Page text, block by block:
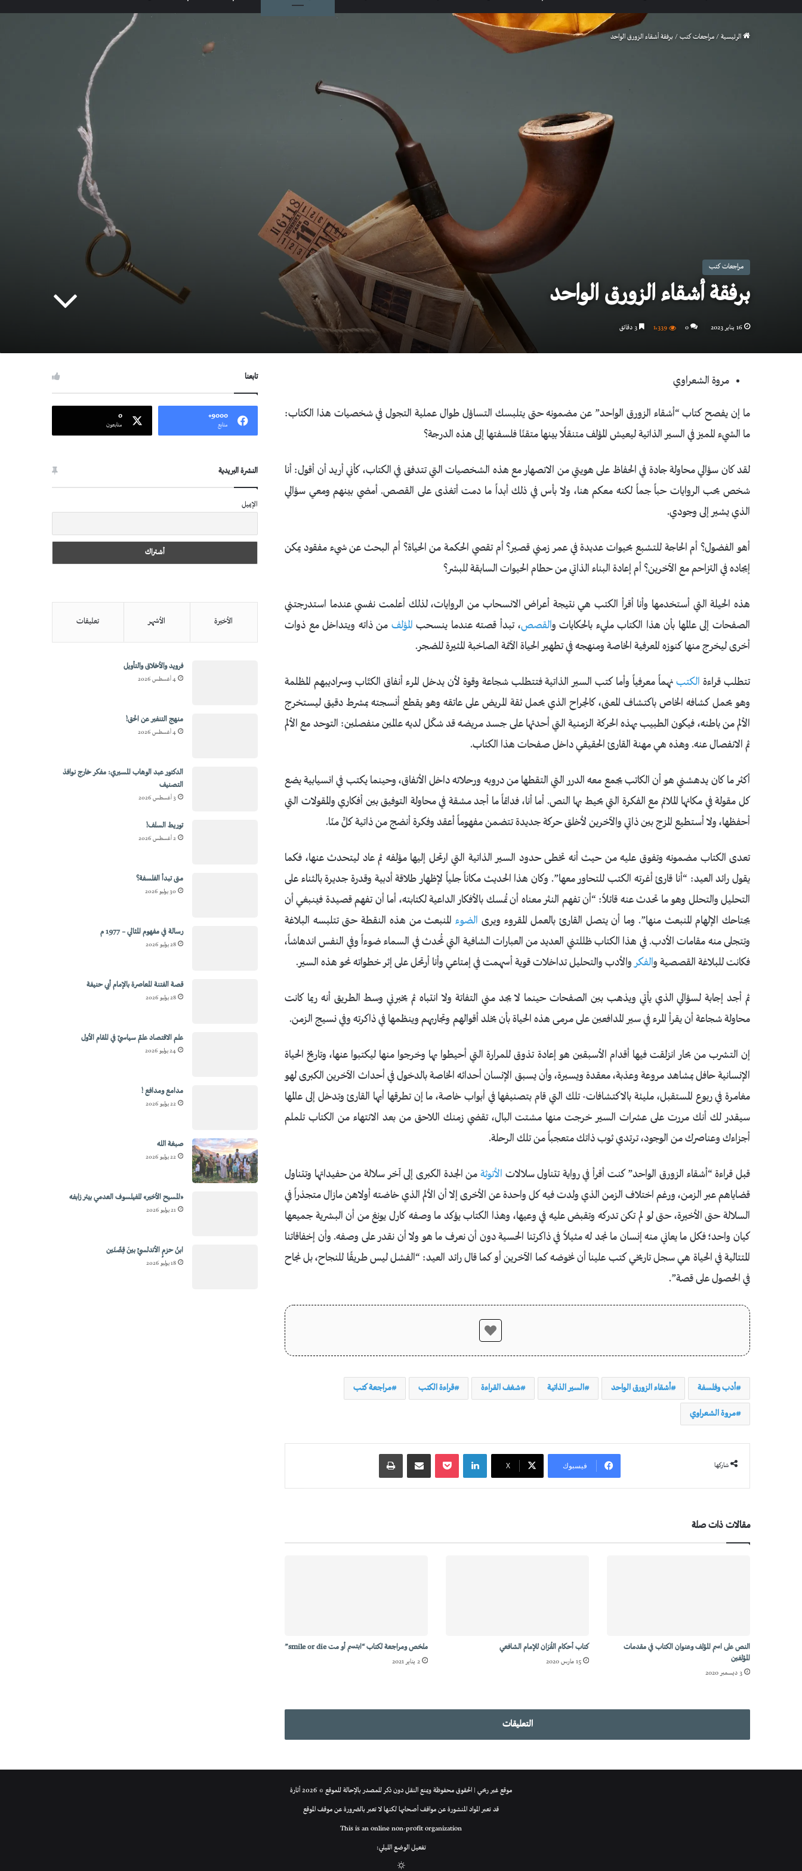
الرئيسية / مراجعات كتب / برفقة أشقاء الزورق الواحد
مراجعات كتب
برفقة أشقاء الزورق الواحد
16 يناير 2023 0 1٬339
مروة الشعراوي
ما إن يفصح كتاب “أشقاء الزورق الواحد” عن مضمونه حتى يتلبسك التساؤل طوال عملية التجول في شخصيات هذا الكتاب:
ما الشيء المميز في السير الذاتية ليعيش المؤلف متنقلًا بينها متقنًا فلسفتها إلى هذه الدرجة؟
لقد كان سؤالي محاولة جادة في الحفاظ على هويتي من الانصهار مع هذه الشخصيات التي تتدفق في الكتاب، كأني أريد أن أقول: أنا
شخص يحب الروايات حباً جماً لكنه معكم هنا، ولا بأس في ذلك أبداً ما دمت أتغذى على القصص. أمضي بينهم ومعي سؤالي
الذي يشير إلى وجودي.
أهو الفضول؟ أم الحاجة للتشبع بحيوات عديدة في عمر زمني قصير؟ أم تقصي الحكمة من الحياة؟ أم البحث عن شيء مفقود يمكن
إيجاده في التزاحم مع الآخرين؟ أم إعادة البناء الذاتي من حطام الحيوات السابقة للبشر؟
هذه الحيلة التي أستخدمها وأنا أقرأ الكتب هي نتيجة أعراض الانسحاب من الروايات، لذلك أعلمت نفسي عندما استدرجتني
الصفحات إلى عالمها بأن هذا الكتاب مليء بالحكايات والقصص، تبدأ قصته عندما ينسحب المؤلف من ذاته ويتداخل مع ذوات
أخرى ليخرج منها كنوزه المعرفية الخاصة ومنهجه في تطهير الحياة الآثمة الصاخبة المثيرة للضجر.
تتطلب قراءة الكتبنهماً معرفياً وأما كتب السير الذاتية فتتطلب شجاعة وقوة لأن يدخل المرء أنفاق الكتّاب وسراديبهم المظلمة
وهو يحمل كشافه الخاص باكتشاف المعنى، كالجراح الذي يحمل ثقة المريض على عاتقه وهو يقطع أنسجته بمشرط دقيق ليستخرج
الألم من باطنه، فيكون الطبيب بهذه الحركة الزمنية التي أحدثها على جسد مريضه قد شكّل لديه عالمين منفصلين: التوحد مع الألم
ثم الانفصال عنه. وهذه هي مهنة القارئ الحقيقي داخل صفحات هذا الكتاب.
أكثر ما كان يدهشني هو أن الكاتب يجمع معه الدرر التي التقطها من دروبه ورحلاته داخل الأنفاق، وحينما يكتب في انسيابية يضع
كل مقولة في مكانها الملائم مع الفكرة التي يحيط بها النص. أما أنا، فدائماً ما أجد مشقة في محاولة التوفيق بين أفكاري والمقولات التي
أحفظها، ولا أستطيع المزج بين ذاتي والآخرين لأخلق حركة جديدة تتضمن مفهوماً أعقد وفكرة أنضج من ذاتية كلٍّ منّا.
تعدى الكتاب مضمونه وتفوق عليه من حيث أنه تخطى حدود السير الذاتية التي ارتحل إليها مؤلفه ثم عاد ليتحدث عنها، فكما
يقول رائد العيد: “أنا قارئ أغرته الكتب للتحاور معها”. وكان هذا الحديث مكاناً جلياً لإظهار طلاقة أدبية وقدرة جديرة بالثناء على
التحليل والتحلل وهو ما تحدث عنه قائلاً: “أن تفهم النثر معناه أن تُمسك بالأفكار الداعية لكتابته، أما أن تفهم قصيدة فينبغي أن
يجتاحك الإلهام المنبعث منها”. وما أن يتصل القارئ بالعمل المقروء ويرى الضوءالمنبعث من هذه النقطة حتى تتلبسه البلاغة
وتتجلى منه مقامات الأدب. في هذا الكتاب ظللتني العديد من العبارات الشافية التي تُحدث في السماء ضوءاً وفي النفس اندهاشاً،
فكانت للبلاغة القصصية والفكروالأدب والتحليل تداخلات قوية أسهمت في إمتاعي وأنا أرتحل على إثر خطواته نحو هذه السير.
ثم أجد إجابة لسؤالي الذي يأتي ويذهب بين الصفحات حينما لا يجد مني التفاتة ولا انتباه ثم يخبرني وسط الطريق أنه ربما كانت
محاولة شجاعة أن يقرأ المرء في سير المدافعين على مرمى هذه الحياة بأن يخلد أقوالهم وتجاربهم وينظمها في ذاكرته وفي نسيج الزمن.
إن التشرب من بحار انزلقت فيها أقدام الأسبقين هو إعادة تذوق للمرارة التي أحيطوا بها وخرجوا منها ليكتبوا عنها، وتاريخ الحياة
الإنسانية حافل بمشاهد مروعة وعذبة، معقدة ويسيرة، وأن يسبق الإنسان أحداثه الخاصة بالدخول في أحداث الآخرين الكبرى لهو
مغامرة في ربوع المستقبل، مليئة بالاكتشافات- تلك التي قام بتصنيفها في أبواب خاصة، ما إن تطرقها أيها القارئ وتدخل إلى عالمها
سيقدر لك أنك مررت على عشرات السير خرجت منها مشتت البال، تقضي زمنك اللاحق من بعد الانتهاء من الكتاب تلملم
أجزاءك وعناصرك من الوجود، ترتدي ثوب ذاتك متعجباً من تلك الرحلة.
قبل قراءة “أشقاء الزورق الواحد” كنت أقرأ في رواية تتناول سلالات الأنوثة من الجدة الكبرى إلى آخر سلالة من حفيداتها وتتناول
قضاياهم عبر الزمن، ورغم اختلاف الزمن الذي ولدت فيه كل واحدة عن الأخرى إلا أن الألم الذي خاضته أولاهن مازال متجذراً في
السلالة حتى الأخيرة، حتى لو لم تكن تدركه وتقبض عليه في وعيها، وهذا الكتاب يؤكد ما وصفه كارل يونغ من أن البشرية جميعها
كيان واحد؛ فكل ما يعاني منه إنسان ما نجد له مثيلاً في ذاكرتنا الحسية دون أن نعرف ما هو ولا أن نقدر على وصفه. وأن إخفاقاتنا
المتتالية في الحياة هي سجل تاريخي كتب علينا أن نخوضه كما الآخرين أو كما قال رائد العيد: “الفشل ليس طريقًا للنجاح، بل نجاح
في الحصول على قصة”.
أدب وفلسفة أشقاء الزورق الواحد السير الذاتية شغف القراءة قراءة الكتب مراجعة كتب
مروة الشعراوي
شاركها فيسبوك ‫X
مقالات ذات صلة
النص على اسم المؤلف وعنوان الكتاب في مقدمات
المؤلفين
3 ديسمبر 2020
كتاب أحكام القُرَان للإمام الشافعي
15 مارس 2020
ملخص ومراجعة لكتاب “ابتسم أو مت smile or die”
2 يناير 2021
التعليقات
تابعنا
9000+
متابع
0
متابعون
النشرة البريدية
الإيميل
الأخيرة الأشهر تعليقات
فرويد والأخلاق والتأويل
4 أغسطس 2026
منهج التنفير عن الحق!
4 أغسطس 2026
الدكتور عبد الوهاب المسيري: مفكر خارج نوافذ
التصنيف
3 أغسطس 2026
توريط السلف!
2 أغسطس 2026
متى تبدأ الفلسفة؟
30 يوليو 2026
رسالة في مفهوم المثالي – 1977 م
28 يوليو 2026
قصة الفتنة المعاصرة بالإمام أبي حنيفة
28 يوليو 2026
علم الاقتصاد علمٌ سياسيٌ في المقام الأول
24 يوليو 2026
مدامع ومدافع !
22 يوليو 2026
صبغة الله
22 يوليو 2026
«المسيح الأخير» للفيلسوف العدمي بيتر زابفه
21 يوليو 2026
ابنُ حزمٍ الأندلسيِّ بينَ قِصَّتَين
18 يوليو 2026
موقع غير ربحي | الحقوق محفوظة ويمنع النقل دون ذكر للمصدر بالإحالة للموقع © 2026 أثارة
قد تعبر المواد المنشورة عن مواقف أصحابها لكنها لا تعبر بالضرورة عن موقف الموقع
This is an online non-profit organization
تفعيل الوضع الليلي: